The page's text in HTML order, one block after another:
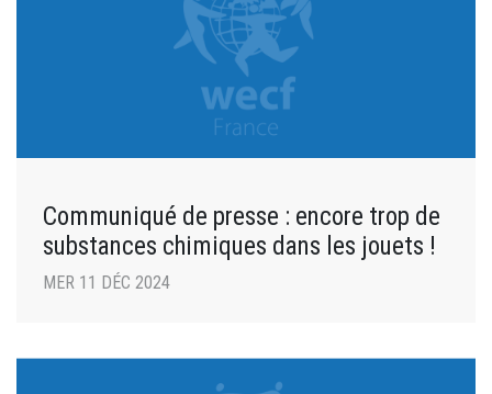
Communiqué de presse : encore trop de
substances chimiques dans les jouets !
MER 11 DÉC 2024